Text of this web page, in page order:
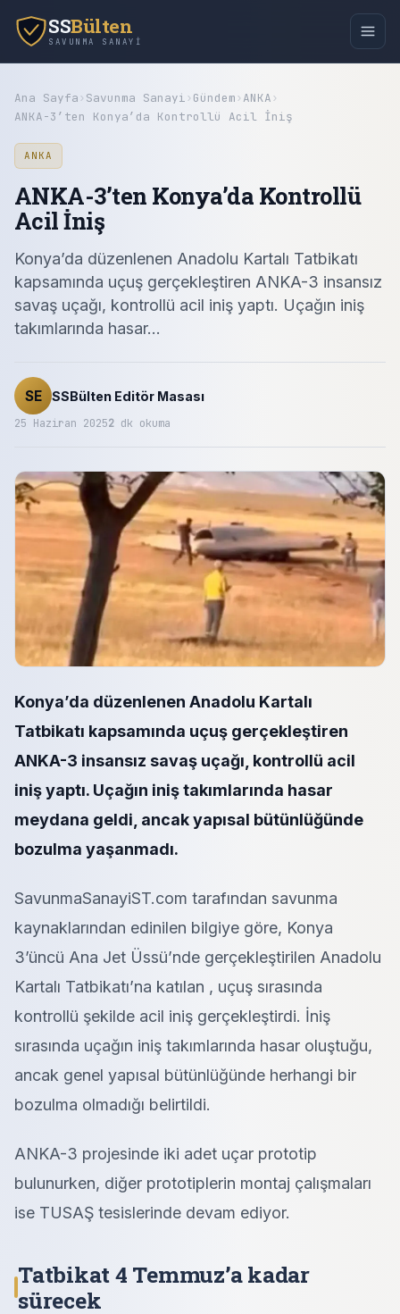
SSBülten
SAVUNMA SANAYI
Ana Sayfa› Savunma Sanayi› Gündem› ANKA›
ANKA-3’ten Konya’da Kontrollü Acil İniş
ANKA
ANKA-3’ten Konya’da Kontrollü
Acil İniş
Konya’da düzenlenen Anadolu Kartalı Tatbikatı
kapsamında uçuş gerçekleştiren ANKA-3 insansız
savaş uçağı, kontrollü acil iniş yaptı. Uçağın iniş
takımlarında hasar…
SE SSBülten Editör Masası
25 Haziran 20252 dk okuma
Konya’da düzenlenen Anadolu Kartalı
Tatbikatı kapsamında uçuş gerçekleştiren
ANKA-3 insansız savaş uçağı, kontrollü acil
iniş yaptı. Uçağın iniş takımlarında hasar
meydana geldi, ancak yapısal bütünlüğünde
bozulma yaşanmadı.
SavunmaSanayiST.com tarafından savunma
kaynaklarından edinilen bilgiye göre, Konya
3’üncü Ana Jet Üssü’nde gerçekleştirilen Anadolu
Kartalı Tatbikatı’na katılan , uçuş sırasında
kontrollü şekilde acil iniş gerçekleştirdi. İniş
sırasında uçağın iniş takımlarında hasar oluştuğu,
ancak genel yapısal bütünlüğünde herhangi bir
bozulma olmadığı belirtildi.
ANKA-3 projesinde iki adet uçar prototip
bulunurken, diğer prototiplerin montaj çalışmaları
ise TUSAŞ tesislerinde devam ediyor.
Tatbikat 4 Temmuz’a kadar
sürecek